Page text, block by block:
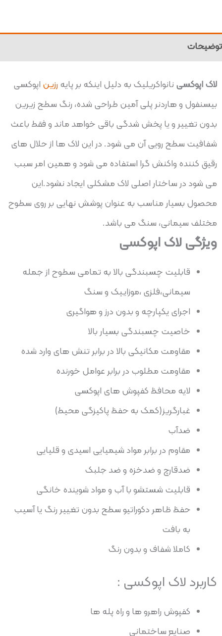
توضیحات
لاک اپوکسی نانواکریلیک به دلیل اینکه بر پایهرزین اپوکسی
بیسنفول و هاردنر پلی آمین طراحی شده، رنگ سطح زیرین
بدون تغییر و یا پخش شدگی باقی خواهد ماند و فقط باعث
شفافیت سطح رویی آن می شود. در این لاک ها از حلال های
رقیق کننده واکنش گرا استفاده می شود و همین امر سبب
می شود در ساختار اصلی لاک مشکلی ایجاد نشود.این
محصول بسیار مناسب به عنوان پوشش نهایی بر روی سطوح
مختلف سیمانی، سنگ می باشد.
ویژگی لاک اپوکسی
قابلیت چسبندگی بالا به تمامی سطوح از جمله
سیمانی،فلزی ،موزاییک و سنگ
اجرای یکپارچه و بدون درز و هواگیری
خاصیت چسبندگی بسیار بالا
مقاومت مکانیکی بالا در برابر تنش های وارد شده
مقاومت مطلوب در برابر عوامل خورنده
لایه محافظ کفپوش های اپوکسی
غبارگریز(کمک به حفظ پاکیزگی محیط)
ضدآب
مقاوم در برابر مواد شیمیایی اسیدی و قلیایی
ضدقارچ و ضدخزه و ضد جلبک
قابلیت شستشو با آب و مواد شوینده خانگی
حفظ ظاهر دکوراتیو سطح بدون تغییر رنگ یا آسیب
به بافت
کاملا شفاف و بدون رنگ
کاربرد لاک اپوکسی :
کفپوش راهرو ها و راه پله ها
صنایع ساختمانی